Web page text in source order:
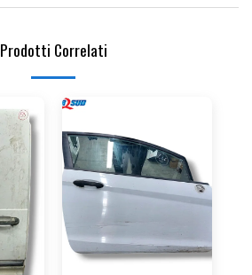
Prodotti Correlati